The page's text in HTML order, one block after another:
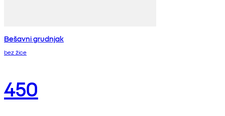
Bešavni grudnjak
bez žice
450